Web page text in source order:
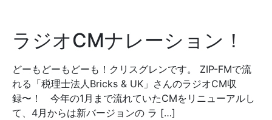
ラジオCMナレーション！
どーもどーもどーも！クリスグレンです。 ZIP-FMで流
れる「税理士法人Bricks & UK」さんのラジオCM収
録〜！ 今年の1月まで流れていたCMをリニューアルし
て、4月からは新バージョンの ラ […]